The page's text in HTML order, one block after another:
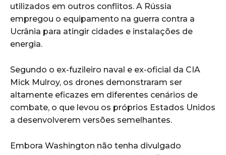
utilizados em outros conflitos. A Rússia
empregou o equipamento na guerra contra a
Ucrânia para atingir cidades e instalações de
energia.
Segundo o ex-fuzileiro naval e ex-oficial da CIA
Mick Mulroy, os drones demonstraram ser
altamente eficazes em diferentes cenários de
combate, o que levou os próprios Estados Unidos
a desenvolverem versões semelhantes.
Embora Washington não tenha divulgado